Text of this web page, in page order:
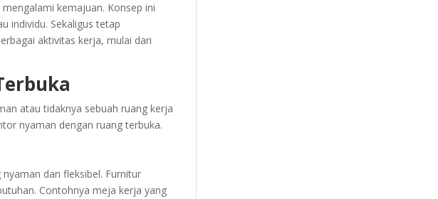
kemajuan. Konsep ini
individu. Sekaligus tetap
aktivitas kerja, mulai dari
atau tidaknya sebuah ruang kerja
nyaman dengan ruang terbuka.
dan fleksibel. Furnitur
Contohnya meja kerja yang